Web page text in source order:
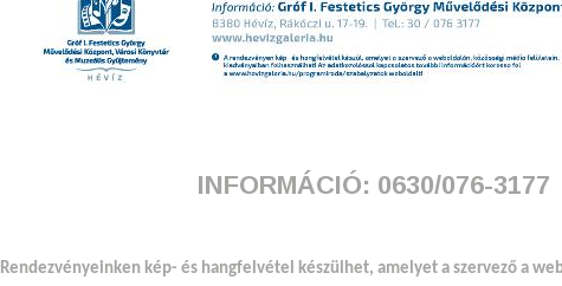
INFORMÁCIÓ: 0630/076-3177
Rendezvényeinken kép- és hangfelvétel készülhet, amelyet a szervező a